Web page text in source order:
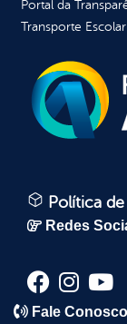
Portal da
Transporte Escolar
Política
Redes
Fale Conosco